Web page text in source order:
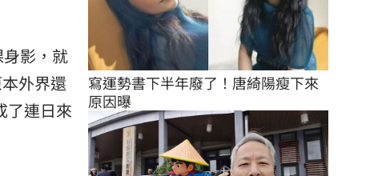
影，就
外界還
了連日來
寫運勢書下半年廢了！唐綺陽瘦下來
原因曝